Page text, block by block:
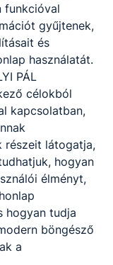
funkcióval
gyűjtenek,
és
használatát.
PÁL
célokból
kapcsolatban,
részeit látogatja,
hogyan
élményt,
hogyan tudja
böngésző
a